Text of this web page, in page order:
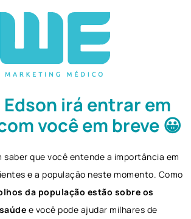
irá entrar em
você em breve 😀
saber que você entende a importância em
e a população neste momento. Como
da população estão sobre os
e você pode ajudar milhares de